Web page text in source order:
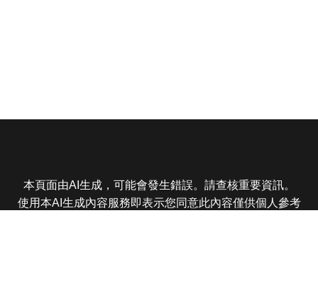
本頁面由AI生成，可能會發生錯誤。請查核重要資訊。
使用本AI生成內容服務即表示您同意此內容僅供個人參考